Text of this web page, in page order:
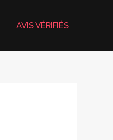
AVIS VÉRIFIÉS